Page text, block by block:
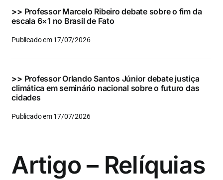
>> Professor Marcelo Ribeiro debate sobre o fim da
escala 6×1 no Brasil de Fato
Publicado em 17/07/2026
>> Professor Orlando Santos Júnior debate justiça
climática em seminário nacional sobre o futuro das
cidades
Publicado em 17/07/2026
Artigo – Relíquias